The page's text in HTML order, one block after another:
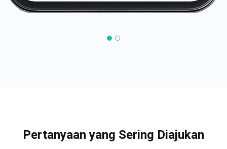
Pertanyaan yang Sering Diajukan